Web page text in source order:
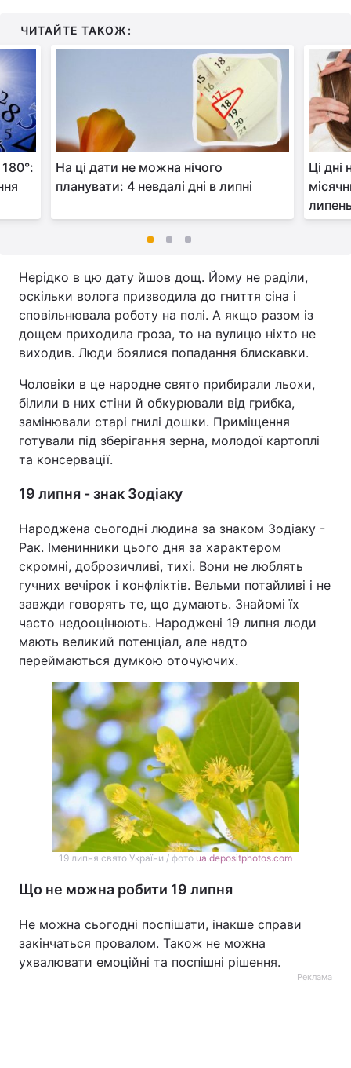
ЧИТАЙТЕ ТАКОЖ:
На ці дати не можна нічого
планувати: 4 невдалі дні в липні
Ці дні
Нерідко в цю дату йшов дощ. Йому не раділи,
оскільки волога призводила до гниття сіна і
сповільнювала роботу на полі. А якщо разом із
дощем приходила гроза, то на вулицю ніхто не
виходив. Люди боялися попадання блискавки.
Чоловіки в це народне свято прибирали льохи,
білили в них стіни й обкурювали від грибка,
замінювали старі гнилі дошки. Приміщення
готували під зберігання зерна, молодої картоплі
та консервації.
19 липня - знак Зодіаку
Народжена сьогодні людина за знаком Зодіаку -
Рак. Іменинники цього дня за характером
скромні, доброзичливі, тихі. Вони не люблять
гучних вечірок і конфліктів. Вельми потайливі і не
завжди говорять те, що думають. Знайомі їх
часто недооцінюють. Народжені 19 липня люди
мають великий потенціал, але надто
переймаються думкою оточуючих.
19 липня свято України / фото ua.depositphotos.com
Що не можна робити 19 липня
Не можна сьогодні поспішати, інакше справи
закінчаться провалом. Також не можна
ухвалювати емоційні та поспішні рішення.
Реклама